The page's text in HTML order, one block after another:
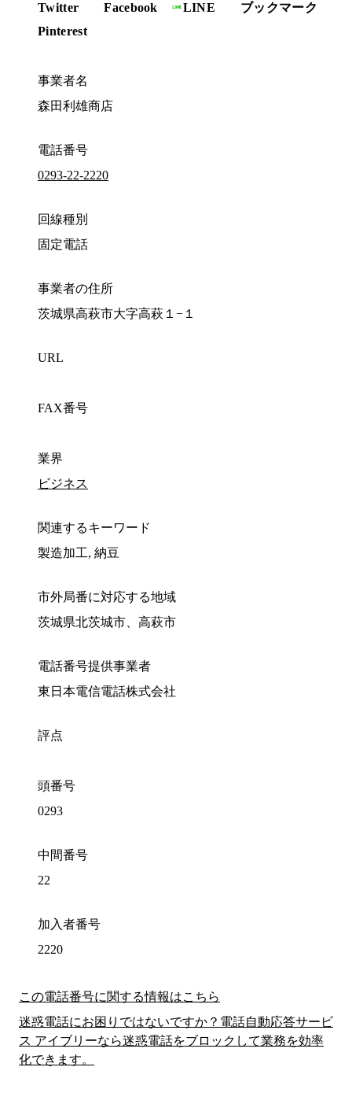
Twitter Facebook LINE
ブックマーク
Pinterest
事業者名
森田利雄商店
電話番号
0293-22-2220
回線種別
固定電話
事業者の住所
茨城県高萩市大字高萩１−１
URL
FAX番号
業界
ビジネス
関連するキーワード
製造加工, 納豆
市外局番に対応する地域
茨城県北茨城市、高萩市
電話番号提供事業者
東日本電信電話株式会社
評点
頭番号
0293
中間番号
22
加入者番号
2220
この電話番号に関する情報はこちら
迷惑電話にお困りではないですか？電話自動応答サービ
ス アイブリーなら迷惑電話をブロックして業務を効率
化できます。